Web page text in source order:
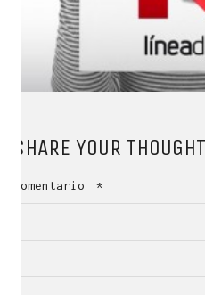
SHARE YOUR
Comentario *